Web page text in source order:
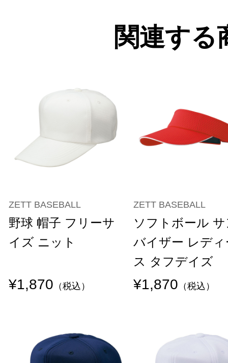
関連する
ZETT BASEBALL
野球 帽子 フリーサ
イズ ニット
¥1,870 （税込）
ZETT BASEBALL
ソフトボール
バイザー レディ
ス タフデイズ
¥1,870 （税込）